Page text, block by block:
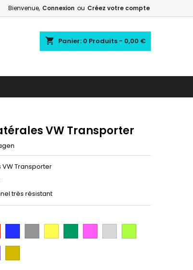
Bienvenue, Connexion ou Créez votre compte
shopping_cart Panier: 0 Produits - 0,00 €
VW Transporter
Transporter
très résistant
ArgentCitron